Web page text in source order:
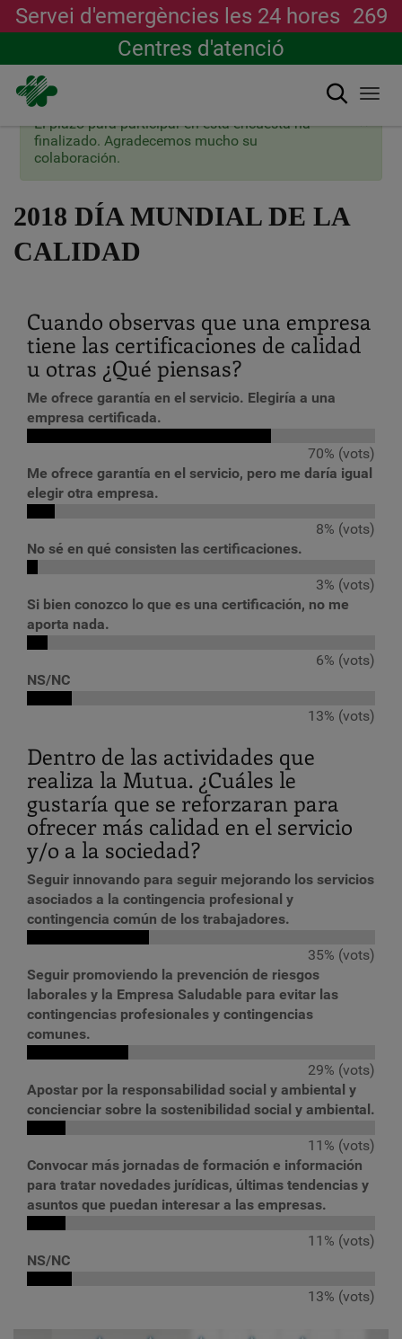
contingut
Servei d'emergències les 24 hores 269
Centres d'atenció
Cerca
2018 DÍA MUNDIAL DE LA
CALIDAD
×
Missatge
d'estat
El plazo para participar en esta encuesta ha
finalizado. Agradecemos mucho su
colaboración.
Cuando observas que una empresa
tiene las certificaciones de calidad
u otras ¿Qué piensas?
Me ofrece garantía en el servicio. Elegiría a una
empresa certificada.
70% (vots)
Me ofrece garantía en el servicio, pero me daría igual
elegir otra empresa.
8% (vots)
No sé en qué consisten las certificaciones.
3% (vots)
Si bien conozco lo que es una certificación, no me
aporta nada.
6% (vots)
NS/NC
13% (vots)
Dentro de las actividades que
realiza la Mutua. ¿Cuáles le
gustaría que se reforzaran para
ofrecer más calidad en el servicio
y/o a la sociedad?
Seguir innovando para seguir mejorando los servicios
asociados a la contingencia profesional y
contingencia común de los trabajadores.
35% (vots)
Seguir promoviendo la prevención de riesgos
laborales y la Empresa Saludable para evitar las
contingencias profesionales y contingencias
comunes.
29% (vots)
Apostar por la responsabilidad social y ambiental y
concienciar sobre la sostenibilidad social y ambiental.
11% (vots)
Convocar más jornadas de formación e información
para tratar novedades jurídicas, últimas tendencias y
asuntos que puedan interesar a las empresas.
11% (vots)
NS/NC
13% (vots)